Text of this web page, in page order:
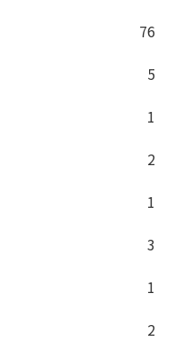
76
5
1
2
1
3
1
2